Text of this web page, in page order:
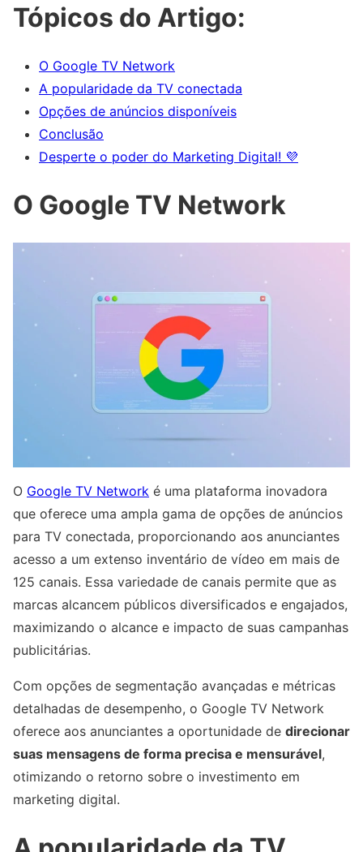
Tópicos do Artigo:
O Google TV Network
A popularidade da TV conectada
Opções de anúncios disponíveis
Conclusão
Desperte o poder do Marketing Digital! 💜
O Google TV Network
O Google TV Network é uma plataforma inovadora
que oferece uma ampla gama de opções de anúncios
para TV conectada, proporcionando aos anunciantes
acesso a um extenso inventário de vídeo em mais de
125 canais. Essa variedade de canais permite que as
marcas alcancem públicos diversificados e engajados,
maximizando o alcance e impacto de suas campanhas
publicitárias.
Com opções de segmentação avançadas e métricas
detalhadas de desempenho, o Google TV Network
oferece aos anunciantes a oportunidade de direcionar
suas mensagens de forma precisa e mensurável,
otimizando o retorno sobre o investimento em
marketing digital.